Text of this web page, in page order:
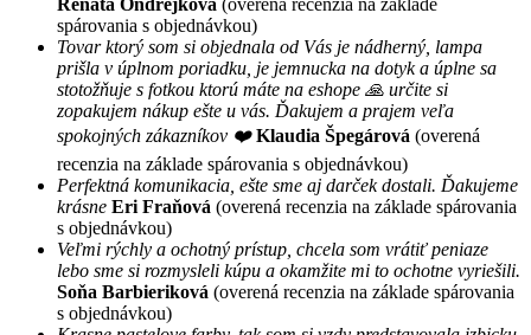
Renáta Ondrejková (overená recenzia na základe
spárovania s objednávkou)
Tovar ktorý som si objednala od Vás je nádherný, lampa
prišla v úplnom poriadku, je jemnucka na dotyk a úplne sa
stotožňuje s fotkou ktorú máte na eshope 🙏 určite si
zopakujem nákup ešte u vás. Ďakujem a prajem veľa
spokojných zákazníkov ❤️ Klaudia Špegárová (overená
recenzia na základe spárovania s objednávkou)
Perfektná komunikacia, ešte sme aj darček dostali. Ďakujeme
krásne Eri Fraňová (overená recenzia na základe spárovania
s objednávkou)
Veľmi rýchly a ochotný prístup, chcela som vrátiť peniaze
lebo sme si rozmysleli kúpu a okamžite mi to ochotne vyriešili.
Soňa Barbieriková (overená recenzia na základe spárovania
s objednávkou)